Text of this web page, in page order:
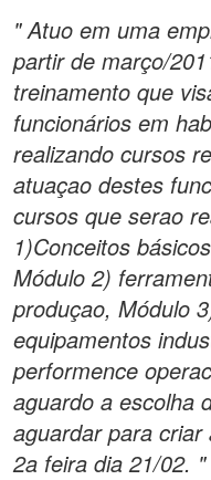
" Atuo em uma
partir de março/
treinamento que
funcionários em
realizando cursos
atuaçao destes
cursos que serao
1)Conceitos
Módulo 2)
produçao, Módulo
equipamentos
performence
aguardo a escolha
aguardar para
2a feira dia 21/02. "